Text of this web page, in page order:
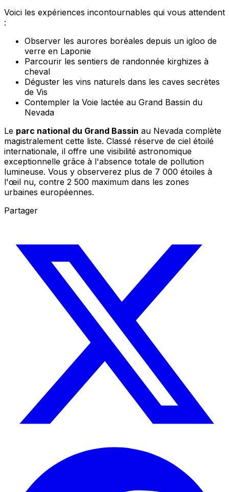
Voici les expériences incontournables qui vous attendent
:
Observer les aurores boréales depuis un igloo de
verre en Laponie
Parcourir les sentiers de randonnée kirghizes à
cheval
Déguster les vins naturels dans les caves secrètes
de Vis
Contempler la Voie lactée au Grand Bassin du
Nevada
Le parc national du Grand Bassin au Nevada complète
magistralement cette liste. Classé réserve de ciel étoilé
internationale, il offre une visibilité astronomique
exceptionnelle grâce à l'absence totale de pollution
lumineuse. Vous y observerez plus de 7 000 étoiles à
l'œil nu, contre 2 500 maximum dans les zones
urbaines européennes.
Partager